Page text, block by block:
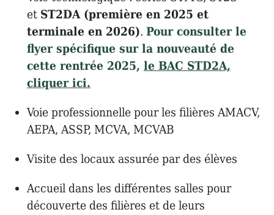
et ST2DA (première en 2025 et
terminale en 2026). Pour consulter le
flyer spécifique sur la nouveauté de
cette rentrée 2025, le BAC STD2A,
cliquer ici.
Voie professionnelle pour les filières AMACV,
AEPA, ASSP, MCVA, MCVAB
Visite des locaux assurée par des élèves
Accueil dans les différentes salles pour
découverte des filières et de leurs